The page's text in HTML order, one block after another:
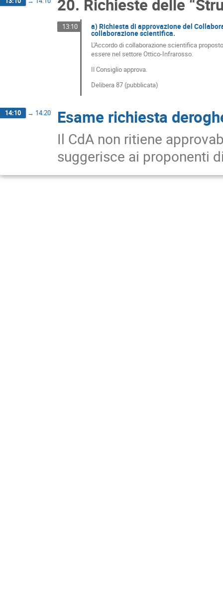
20. Richieste delle
13:10 a) Richiesta di approvazione del
collaborazione scientifica.
L'Accordo di collaborazione scientifica
essere nel settore Ottico-Infrarosso.
Il Consiglio approva.
Delibera 87 (pubblicata)
14:10 → 14:20 Esame richiesta
Il CdA non ritiene
suggerisce ai proponenti